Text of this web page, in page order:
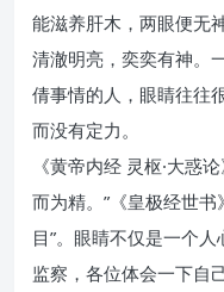
能滋养肝木，两眼便无
清澈明亮，奕奕有神。
倩事情的人，眼睛往往
而没有定力。
《黄帝内经 灵枢·大惑
而为精。”《皇极经世
目”。眼睛不仅是一个
监察，各位体会一下自